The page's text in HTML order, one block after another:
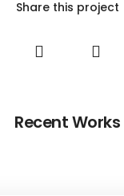
Share this project
Recent Works